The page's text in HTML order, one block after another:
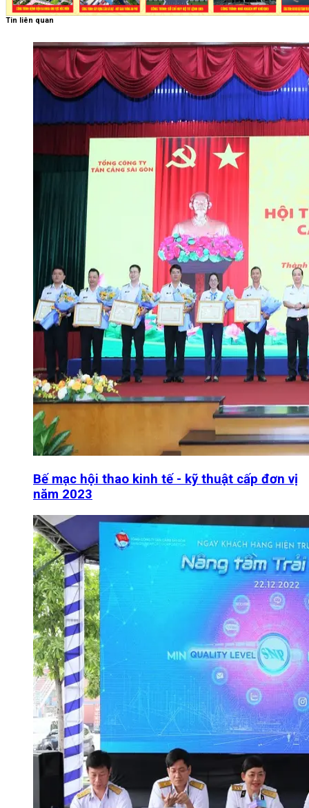
Tin liên quan
Bế mạc hội thao kinh tế - kỹ thuật cấp đơn vị
năm 2023